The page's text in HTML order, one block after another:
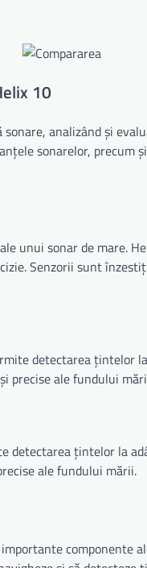
10
analizând și
sonarelor, precum
unui sonar de mare.
Senzorii sunt
detectarea
precise ale fundului
detectarea țintelor la
ale fundului mării.
componente